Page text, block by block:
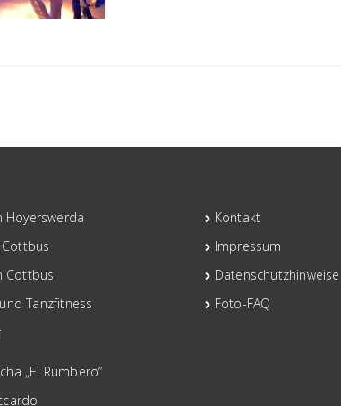
Hoyerswerda
Cottbus
Tanzfitness
„El Rumbero“
Kontakt
Impressum
Datenschutzhinweise
Foto-FAQ